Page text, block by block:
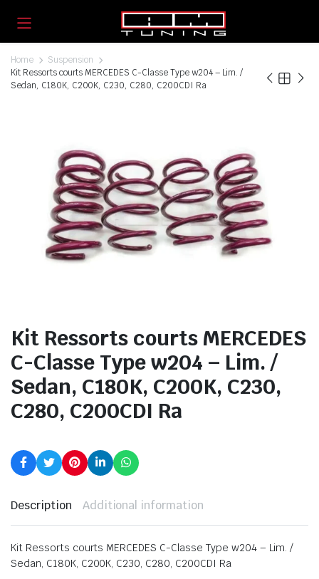
Home
Suspension
Kit Ressorts courts MERCEDES C-Classe Type w204 – Lim. /
Sedan, C180K, C200K, C230, C280, C200CDI Ra
Kit Ressorts courts MERCEDES
C-Classe Type w204 – Lim. /
Sedan, C180K, C200K, C230,
C280, C200CDI Ra
Description Additional information
Kit Ressorts courts MERCEDES C-Classe Type w204 – Lim. /
Sedan, C180K, C200K, C230, C280, C200CDI Ra